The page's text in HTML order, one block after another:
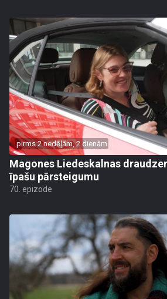
pirms 2 nedēļām, 2 dienām
Magones Liedeskalnas
īpašu pārsteigumu
70. epizode